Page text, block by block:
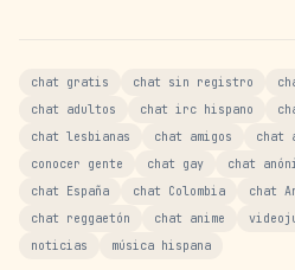
chat gratis chat sin registro
chat adultos
chat irc hispano
chat lesbianas
chat amigos chat
conocer gente
chat gay chat
chat España
chat Colombia chat
chat reggaetón
chat anime
noticias
música hispana